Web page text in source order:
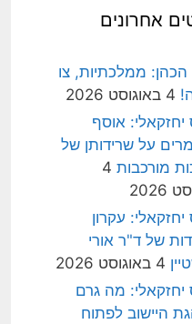
אחרונים
הכהן: ממלכתיות, צו
4 באוגוסט 2026
אוסף
על שרידותן של
מורכבות 4
עקרון
של ד"ר אורי
4 באוגוסט 2026
יחזקאלי: מה גרם
היישוב לפתוח